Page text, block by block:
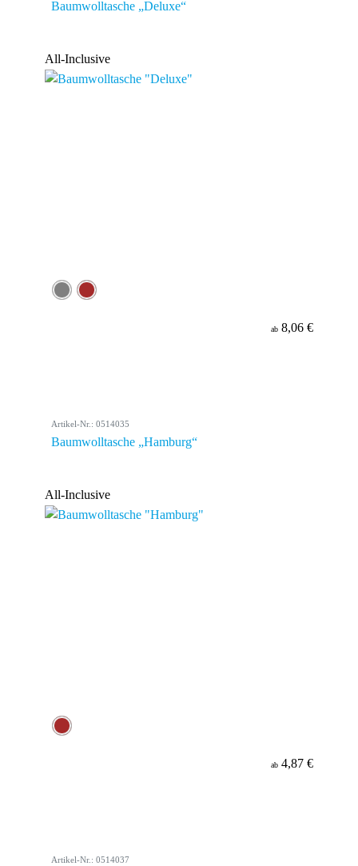
Baumwolltasche „Deluxe“
All-Inclusive
ab 8,06 €
Artikel-Nr.: 0514035
Baumwolltasche „Hamburg“
All-Inclusive
ab 4,87 €
Artikel-Nr.: 0514037